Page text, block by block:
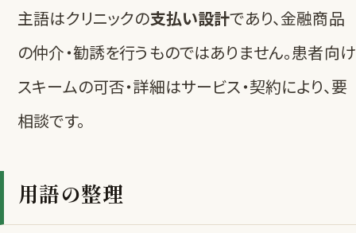
主語はクリニックの支払い設計であり、金融商品
の仲介・勧誘を行うものではありません。患者向け
スキームの可否・詳細はサービス・契約により、要
相談です。
用語の整理